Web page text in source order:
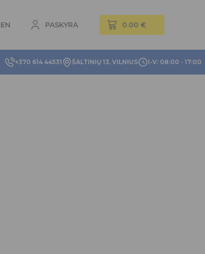
EN PASKYRA
+370 614 44531 ŠALTINIŲ 13, VILNIUS I-V: 08:00 - 17:00